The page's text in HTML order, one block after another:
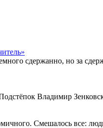
сдержанно, но за
Владимир
Смешалось все: